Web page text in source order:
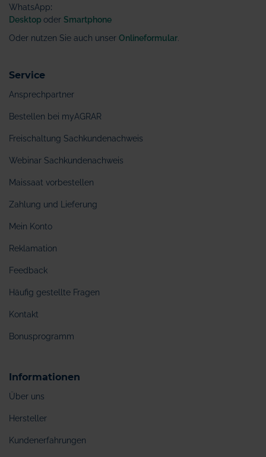
WhatsApp:
Desktop oder Smartphone
Oder nutzen Sie auch unser Onlineformular
Service
Ansprechpartner
Bestellen bei myAGRAR
Freischaltung Sachkundenachweis
Webinar Sachkundenachweis
Maissaat vorbestellen
Zahlung und Lieferung
Mein Konto
Reklamation
Feedback
Häufig gestellte Fragen
Kontakt
Bonusprogramm
Informationen
Über uns
Hersteller
Kundenerfahrungen